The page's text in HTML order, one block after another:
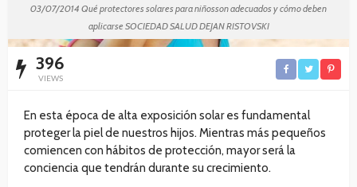
03/07/2014 Qué protectores solares para niñosson adecuados y cómo deben
aplicarse SOCIEDAD SALUD DEJAN RISTOVSKI
396
VIEWS
En esta época de alta exposición solar es fundamental
proteger la piel de nuestros hijos. Mientras más pequeños
comiencen con hábitos de protección, mayor será la
conciencia que tendrán durante su crecimiento.